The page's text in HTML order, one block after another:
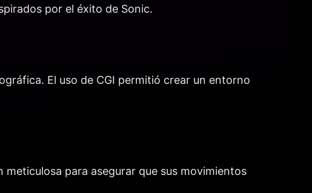
por el éxito de Sonic.
El uso de CGI permitió crear un entorno
para asegurar que sus movimientos